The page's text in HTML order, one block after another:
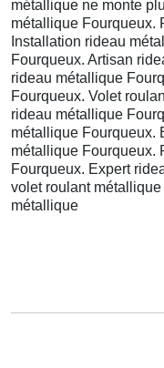
métallique ne monte
métallique Fourqueux.
Installation rideau
Fourqueux. Artisan
rideau métallique
Fourqueux. Volet
rideau métallique
métallique Fourqueux.
métallique Fourqueux.
Fourqueux. Expert
volet roulant
métallique